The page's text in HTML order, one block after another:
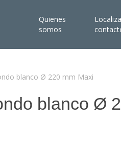
Quienes
somos
blanco Ø 220 mm Maxi
blanco Ø